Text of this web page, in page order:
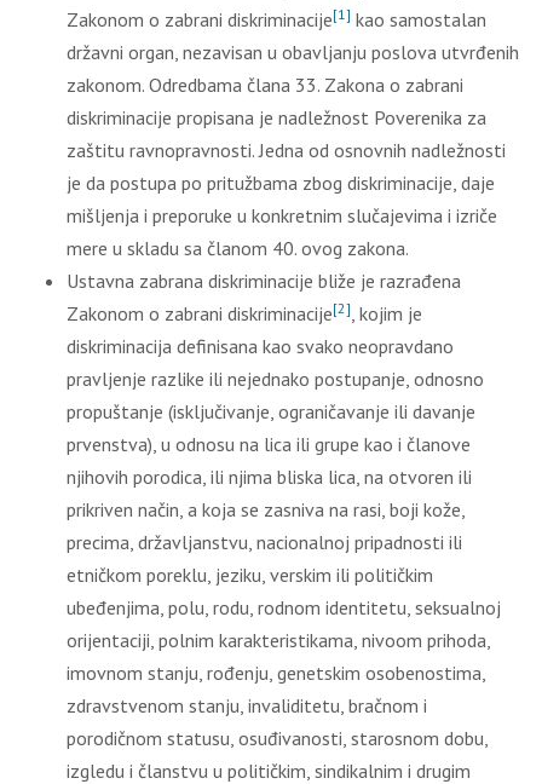
Zakonom o zabrani diskriminacije[1] kao samostalan
državni organ, nezavisan u obavljanju poslova utvrđenih
zakonom. Odredbama člana 33. Zakona o zabrani
diskriminacije propisana je nadležnost Poverenika za
zaštitu ravnopravnosti. Jedna od osnovnih nadležnosti
je da postupa po pritužbama zbog diskriminacije, daje
mišljenja i preporuke u konkretnim slučajevima i izriče
mere u skladu sa članom 40. ovog zakona.
Ustavna zabrana diskriminacije bliže je razrađena
Zakonom o zabrani diskriminacije[2], kojim je
diskriminacija definisana kao svako neopravdano
pravljenje razlike ili nejednako postupanje, odnosno
propuštanje (isključivanje, ograničavanje ili davanje
prvenstva), u odnosu na lica ili grupe kao i članove
njihovih porodica, ili njima bliska lica, na otvoren ili
prikriven način, a koja se zasniva na rasi, boji kože,
precima, državljanstvu, nacionalnoj pripadnosti ili
etničkom poreklu, jeziku, verskim ili političkim
ubeđenjima, polu, rodu, rodnom identitetu, seksualnoj
orijentaciji, polnim karakteristikama, nivoom prihoda,
imovnom stanju, rođenju, genetskim osobenostima,
zdravstvenom stanju, invaliditetu, bračnom i
porodičnom statusu, osuđivanosti, starosnom dobu,
izgledu i članstvu u političkim, sindikalnim i drugim